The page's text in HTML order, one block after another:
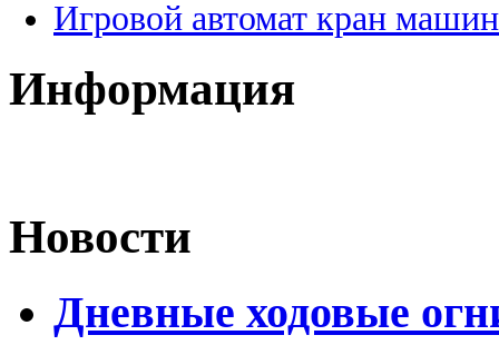
Игровой автомат кран
Информация
Новости
Дневные ходовые